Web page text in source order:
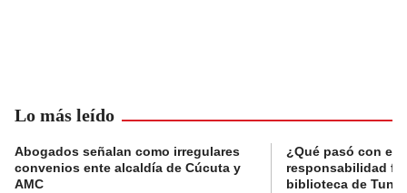
Lo más leído
Abogados señalan como irregulares
convenios ente alcaldía de Cúcuta y
AMC
¿Qué pasó con el
responsabilidad
biblioteca de